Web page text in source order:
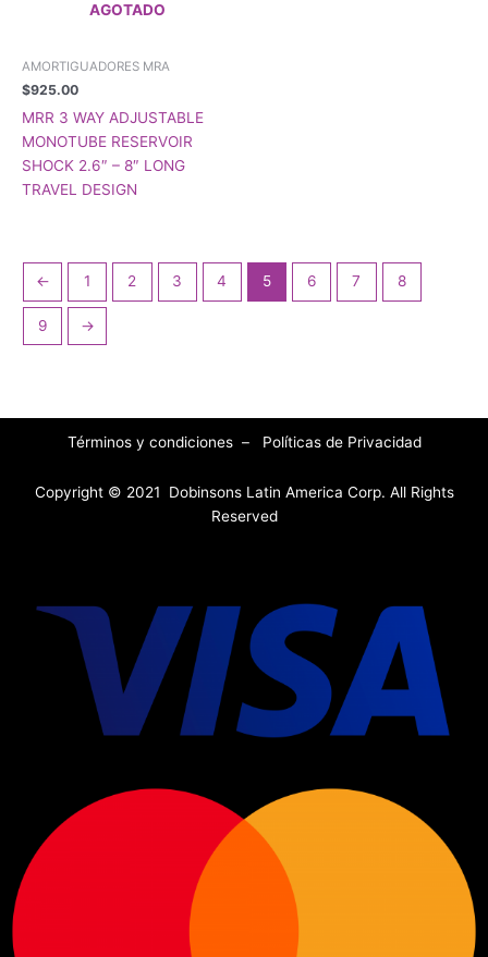
AGOTADO
AMORTIGUADORES MRA
$925.00
MRR 3 WAY ADJUSTABLE
MONOTUBE RESERVOIR
SHOCK 2.6″ – 8″ LONG
TRAVEL DESIGN
← 1 2 3 4 5 6 7 8
9 →
Términos y condiciones – Políticas de Privacidad
Copyright © 2021 Dobinsons Latin America Corp. All Rights
Reserved